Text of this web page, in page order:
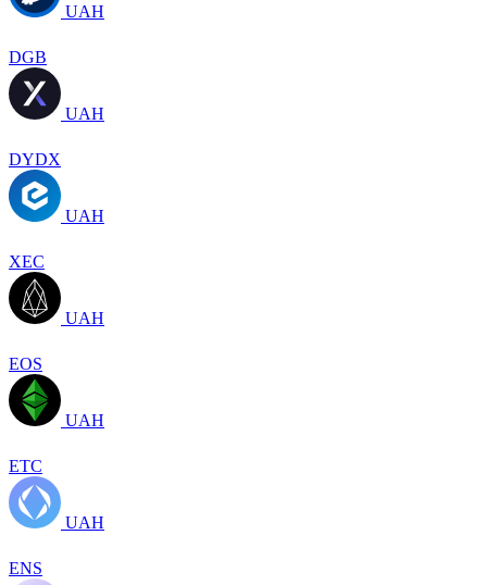
UAH
DGB
UAH
DYDX
UAH
XEC
UAH
EOS
UAH
ETC
UAH
ENS